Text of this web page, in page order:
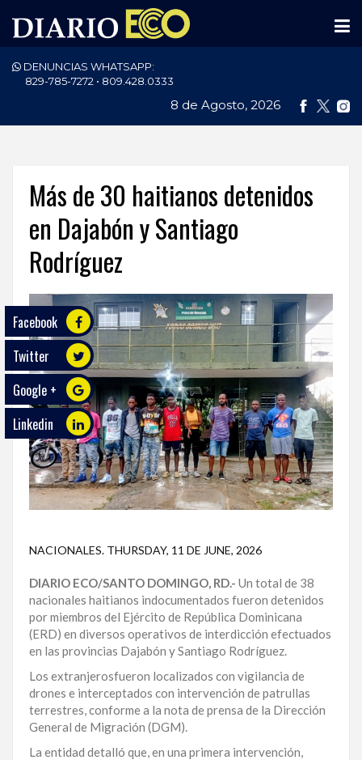
DENUNCIAS WHATSAPP:
829-785-7272 • 809.428.0333
8 de Agosto, 2026
PORTADA
ECONOMÍA
DEPORTES
SALUD
TECNOLOGÍA
ECO
PLAY
TRABAJOS
DE
INVESTIGACIÓN
DISTRITO
SANTO
DOMINGO
SANTIAGO
SAN
JUAN
LA
Más de 30 haitianos detenidos
en Dajabón y Santiago
Rodríguez
Facebook
Twitter
Google +
Linkedin
NACIONALES. THURSDAY, 11 DE JUNE, 2026
DIARIO ECO/SANTO DOMINGO, RD.- Un total de 38
nacionales haitianos indocumentados fueron detenidos
por miembros del Ejército de República Dominicana
(ERD) en diversos operativos de interdicción efectuados
en las provincias Dajabón y Santiago Rodríguez.
Los extranjerosfueron localizados con vigilancia de
drones e interceptados con intervención de patrullas
terrestres, conforme a la nota de prensa de la Dirección
General de Migración (DGM).
La entidad detalló que, en una primera intervención,